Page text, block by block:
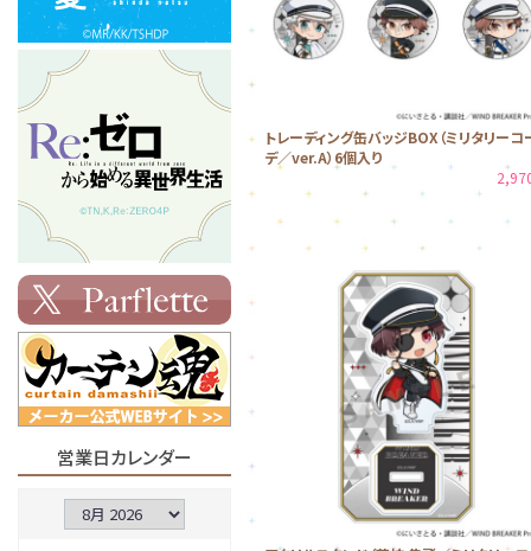
トレーディング缶バッジBOX（ミリタリーコ
デ／ver.A）6個入り
営業日カレンダー